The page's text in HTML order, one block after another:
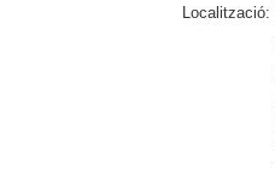
Localització: